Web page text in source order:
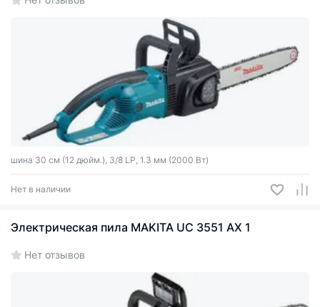
шина 30 см (12 дюйм.), 3/8 LP, 1.3 мм (2000 Вт)
Нет в наличии
Электрическая пила MAKITA UC 3551 AX 1
Нет отзывов